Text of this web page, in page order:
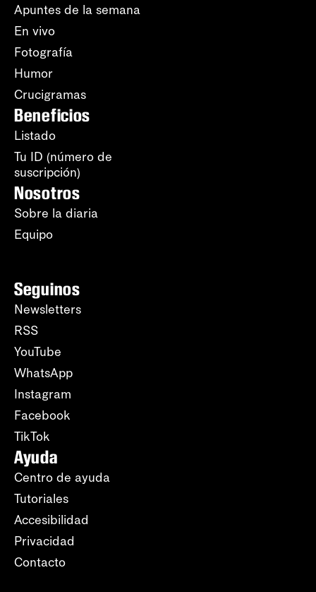
Apuntes de la semana
En vivo
Fotografía
Humor
Crucigramas
Beneficios
Listado
Tu ID (número de
suscripción)
Nosotros
Sobre la diaria
Equipo
Seguinos
Newsletters
RSS
YouTube
WhatsApp
Instagram
Facebook
TikTok
Ayuda
Centro de ayuda
Tutoriales
Accesibilidad
Privacidad
Contacto